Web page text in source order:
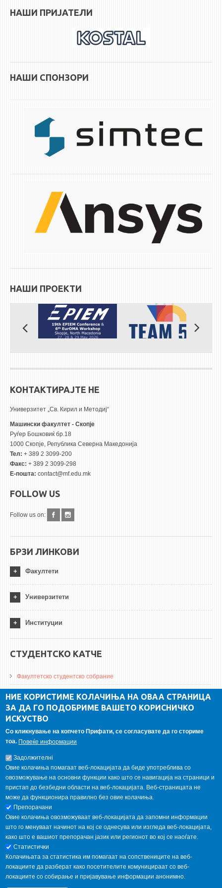
ЛАБОРАНТИ
СТУДИИ
I ЦИКЛУС - ДОДИПЛОМСКИ
II ЦИКЛУС - ПОСЛЕДИПЛОМСКИ
III ЦИКЛУС - ДОКТОРСКИ
МЕЃУНАРОДНА РАЗМЕНА
ЕКВИВАЛЕНЦИИ ОД СТАРИ СТУДИСКИ ПРОГРАМИ
БИБЛИОТЕКА
ДА ВИНЧИ МАГАЗИН
ПРАКСИ
КОНТАКТ
НАШИ ПРИЈАТЕЛИ
НАШИ СПОНЗОРИ
НАШИ ПРОЕКТИ
КОНТАКТИРАЈТЕ НЕ
Универзитет „Св. Кирил и Методиј“
Машински факултет - Скопје
Руѓер Бошковиќ бр.18
1000 Скопје, Република Северна Македонија
Тел: + 389 2 3099-200
Факс: + 389 2 3099-298
Е-пошта: contact@mf.edu.mk
FOLLOW US
Follow us on:
БРЗИ ЛИНКОВИ
Факултети
Универзитети
Институции
СТУДЕНТСКО КАТЧЕ
Факултетско студентско собрание
ДА Винчи магазин
Алумни асоцијација
ГАЛЕРИЈА
НИЕ КОРИСТИМЕ КОЛАЧИЊА НА ОВАА СТРАНИЦА
ЗА ДА ГО ПОДОБРИМЕ ВАШЕТО КОРИСНИЧКО
ИСКУСТВО
Со кликнување на копчето Прифати, се согласувате да го сториме
тоа. Повеќе информации
Задолжителнi
Овие колачиња помагаат веб-локацијата да биде употреблива со
овозможување на основни функции како што се навигација на страници и
пристап до безбедни области на веб-локацијата. Веб-страницата не
може да функционира правилно без овие колачиња.
Препорачани
Овие колачиња овозможуваат веб-локацијата да запомни информации
што го менуваат начинот на кој се однесува или изгледа веб-локацијата,
како што е вашиот препорачан јазик или регионот во кој се наоѓате.
Статистички
Колачињата за статистика им помагаат на сопствениците на веб-
локациите да разберат како посетителите комуницираат со веб-
локациите со собирање и пријавување информации анонимно.